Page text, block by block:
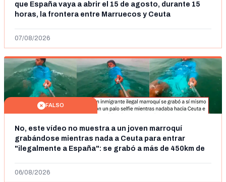
que España vaya a abrir el 15 de agosto, durante 15
horas, la frontera entre Marruecos y Ceuta
07/08/2026
FALSO
No, este vídeo no muestra a un joven marroquí
grabándose mientras nada a Ceuta para entrar
"ilegalmente a España": se grabó a más de 450km de
06/08/2026